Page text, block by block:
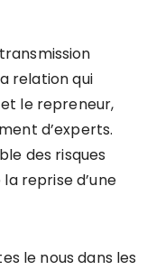
relation qui
le repreneur,
d’experts.
des risques
reprise d’une
le nous dans les